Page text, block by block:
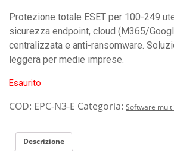
Protezione totale ESET per 100-249
sicurezza endpoint, cloud (M365/
centralizzata e anti-ransomware.
leggera per medie imprese.
Esaurito
COD: EPC-N3-E Categoria: Software
Descrizione